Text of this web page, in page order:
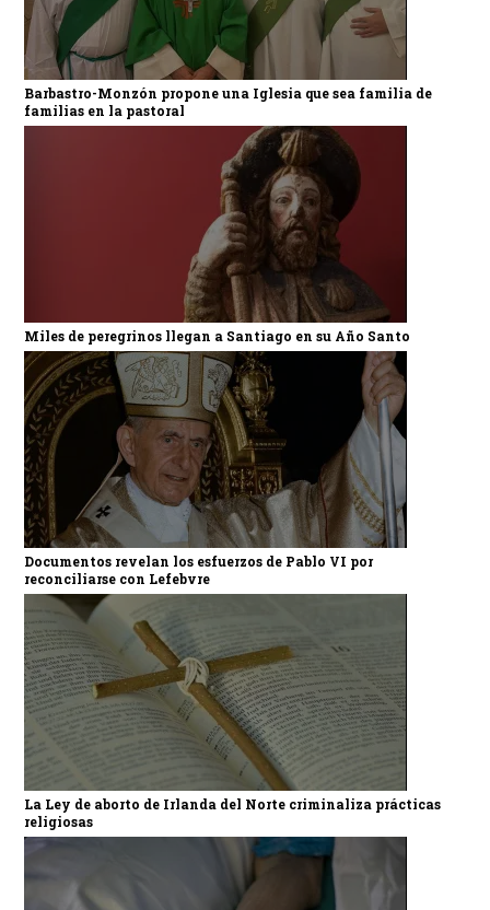
Barbastro-Monzón propone una Iglesia que sea familia de
familias en la pastoral
Miles de peregrinos llegan a Santiago en su Año Santo
Documentos revelan los esfuerzos de Pablo VI por
reconciliarse con Lefebvre
La Ley de aborto de Irlanda del Norte criminaliza prácticas
religiosas